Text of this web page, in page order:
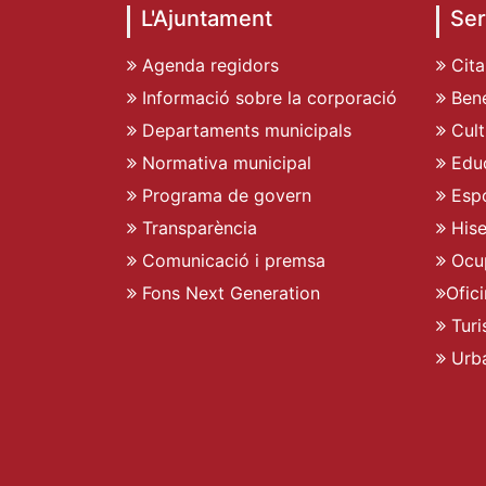
L'Ajuntament
Agenda regidors
Informació sobre la corporació
Departaments municipals
Normativa municipal
Programa de govern
Transparència
Comunicació i premsa
Fons Next Generation